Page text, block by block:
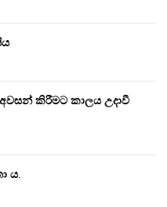
කිරීමට කාලය උදාවී
ය.